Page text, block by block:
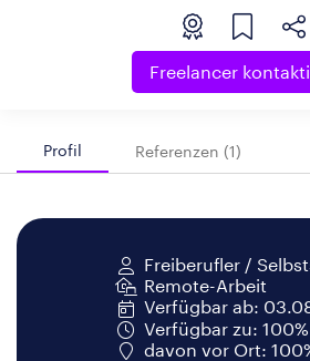
Freelancer
Profil Referenzen (1)
Freiberufler /
Remote-Arbeit
Verfügbar ab:
Verfügbar zu: 100%
davon vor Ort: